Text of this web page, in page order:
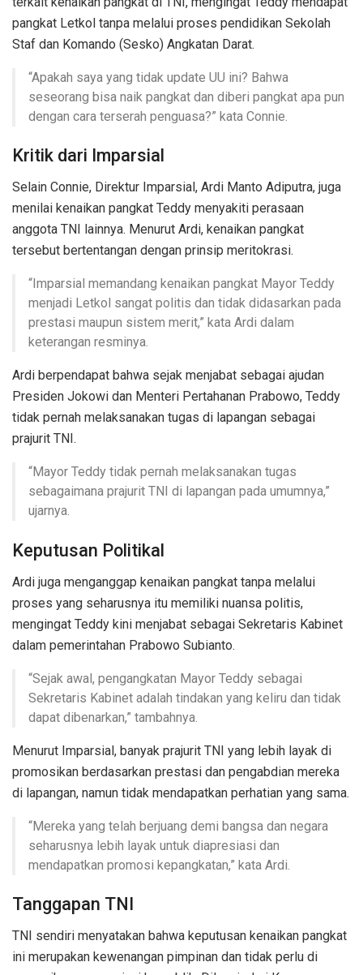
pangkat Letkol tanpa melalui proses pendidikan Sekolah
Staf dan Komando (Sesko) Angkatan Darat.
“Apakah saya yang tidak update UU ini? Bahwa
seseorang bisa naik pangkat dan diberi pangkat apa pun
dengan cara terserah penguasa?” kata Connie.
Kritik dari Imparsial
Selain Connie, Direktur Imparsial, Ardi Manto Adiputra, juga
menilai kenaikan pangkat Teddy menyakiti perasaan
anggota TNI lainnya. Menurut Ardi, kenaikan pangkat
tersebut bertentangan dengan prinsip meritokrasi.
“Imparsial memandang kenaikan pangkat Mayor Teddy
menjadi Letkol sangat politis dan tidak didasarkan pada
prestasi maupun sistem merit,” kata Ardi dalam
keterangan resminya.
Ardi berpendapat bahwa sejak menjabat sebagai ajudan
Presiden Jokowi dan Menteri Pertahanan Prabowo, Teddy
tidak pernah melaksanakan tugas di lapangan sebagai
prajurit TNI.
“Mayor Teddy tidak pernah melaksanakan tugas
sebagaimana prajurit TNI di lapangan pada umumnya,”
ujarnya.
Keputusan Politikal
Ardi juga menganggap kenaikan pangkat tanpa melalui
proses yang seharusnya itu memiliki nuansa politis,
mengingat Teddy kini menjabat sebagai Sekretaris Kabinet
dalam pemerintahan Prabowo Subianto.
“Sejak awal, pengangkatan Mayor Teddy sebagai
Sekretaris Kabinet adalah tindakan yang keliru dan tidak
dapat dibenarkan,” tambahnya.
Menurut Imparsial, banyak prajurit TNI yang lebih layak di
promosikan berdasarkan prestasi dan pengabdian mereka
di lapangan, namun tidak mendapatkan perhatian yang sama.
“Mereka yang telah berjuang demi bangsa dan negara
seharusnya lebih layak untuk diapresiasi dan
mendapatkan promosi kepangkatan,” kata Ardi.
Tanggapan TNI
TNI sendiri menyatakan bahwa keputusan kenaikan pangkat
ini merupakan kewenangan pimpinan dan tidak perlu di